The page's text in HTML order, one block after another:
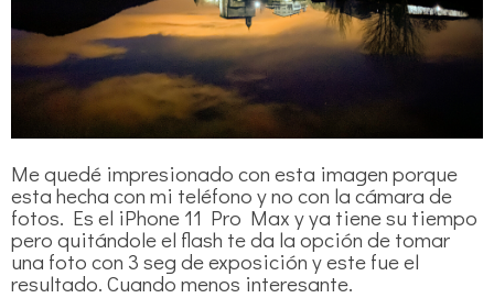
Me quedé impresionado con esta imagen porque
esta hecha con mi teléfono y no con la cámara de
fotos. Es el iPhone 11 Pro Max y ya tiene su tiempo
pero quitándole el flash te da la opción de tomar
una foto con 3 seg de exposición y este fue el
resultado. Cuando menos interesante.